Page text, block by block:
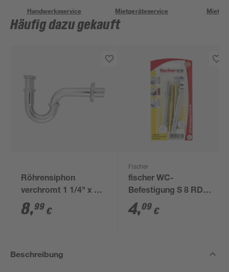
Handwerksservice Mietgeräteservice
Häufig dazu gekauft
Röhrensiphon
verchromt 1 1/4" x 32
mm
8,99 €
Fischer
fischer WC-
Befestigung S 8 RD
80 2 Stück
4,09 €
Beschreibung